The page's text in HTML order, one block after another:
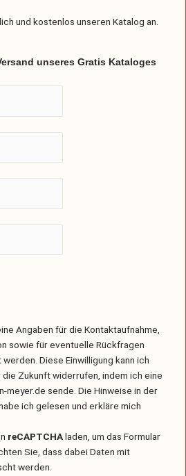
und kostenlos unseren Katalog an.
unseres Gratis Kataloges
Angaben für die Kontaktaufnahme,
sowie für eventuelle Rückfragen
Diese Einwilligung kann ich
Zukunft widerrufen, indem ich eine
meyer.de sende. Die Hinweise in der
ich gelesen und erkläre mich
reCAPTCHAladen, um das Formular
Sie, dass dabei Daten mit
werden.